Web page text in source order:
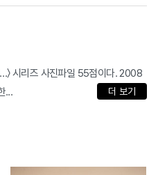
…〉 시리즈 사진파일 55점이다. 2008
...
더 보기